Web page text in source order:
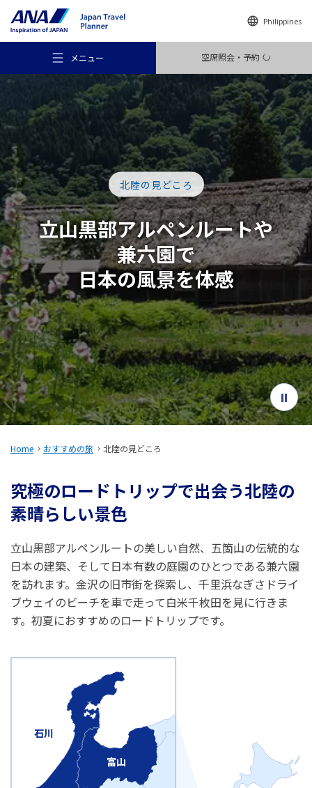
Philippines
メニュー 空席照会・予約
おすすめの旅
旅のアイデア
行き先
旅のお役立ち情報
ANA サービス
閉じる
北陸の見どころ
立山黒部アルペンルートや
兼六園で
日本の風景を体感
Home おすすめの旅 北陸の見どころ
究極のロードトリップで出会う北陸の
素晴らしい景色
立山黒部アルペンルートの美しい自然、五箇山の伝統的な
日本の建築、そして日本有数の庭園のひとつである兼六園
を訪れます。金沢の旧市街を探索し、千里浜なぎさドライ
ブウェイのビーチを車で走って白米千枚田を見に行きま
す。初夏におすすめのロードトリップです。
石川
富山